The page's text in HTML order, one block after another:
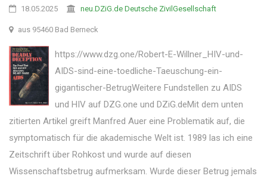
18.05.2025 neu.DZiG.de Deutsche ZivilGesellschaft
aus 95460 Bad Berneck
https://www.dzg.one/Robert-E-Willner_HIV-und-
AIDS-sind-eine-toedliche-Taeuschung-ein-
gigantischer-BetrugWeitere Fundstellen zu AIDS
und HIV auf DZG.one und DZiG.deMit dem unten
zitierten Artikel greift Manfred Auer eine Problematik auf, die
symptomatisch für die akademische Welt ist. 1989 las ich eine
Zeitschrift über Rohkost und wurde auf diesen
Wissenschaftsbetrug aufmerksam. Wurde dieser Betrug jemals